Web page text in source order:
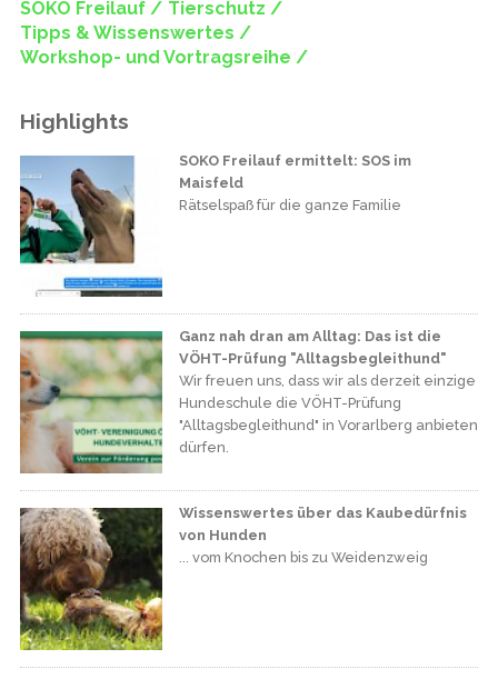
SOKO Freilauf / Tierschutz /
Tipps & Wissenswertes /
Workshop- und Vortragsreihe /
Highlights
SOKO Freilauf ermittelt: SOS im
Maisfeld
Rätselspaß für die ganze Familie
Ganz nah dran am Alltag: Das ist die
VÖHT-Prüfung "Alltagsbegleithund"
Wir freuen uns, dass wir als derzeit einzige
Hundeschule die VÖHT-Prüfung
"Alltagsbegleithund" in Vorarlberg anbieten
dürfen.
Wissenswertes über das Kaubedürfnis
von Hunden
... vom Knochen bis zu Weidenzweig